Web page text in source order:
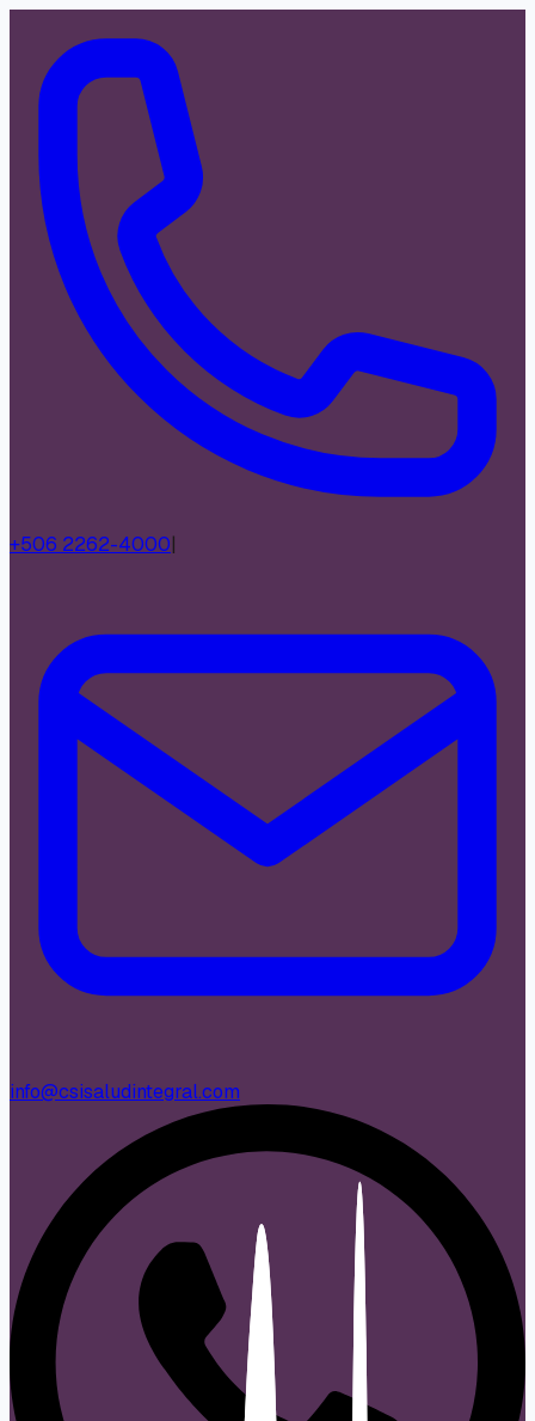
+506 2262-4000|
info@csisaludintegral.com